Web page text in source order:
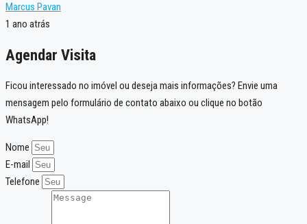
Marcus Pavan
1 ano atrás
Agendar Visita
Ficou interessado no imóvel ou deseja mais informações? Envie uma
mensagem pelo formulário de contato abaixo ou clique no botão
WhatsApp!
Nome
E-mail
Telefone